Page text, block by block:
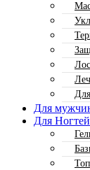
Для
Для Ногтей